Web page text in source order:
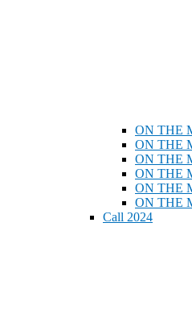
ON THE
ON THE
ON THE
ON THE
ON THE
ON THE
Call 2024